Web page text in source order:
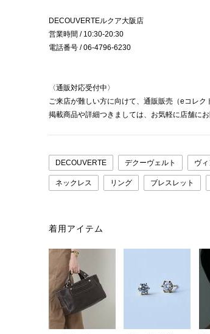
DECOUVERTEルクア大阪店
営業時間 / 10:30-20:30
電話番号 / 06-4796-6230
〈通販対応受付中〉
ご来店が難しい方に向けて、通販販売（eコレク
掲載商品や詳細つきましては、お気軽に店舗にお
DECOUVERTE デクーヴェルト ヴ
ネックレス リング ブレスレット
着用アイテム